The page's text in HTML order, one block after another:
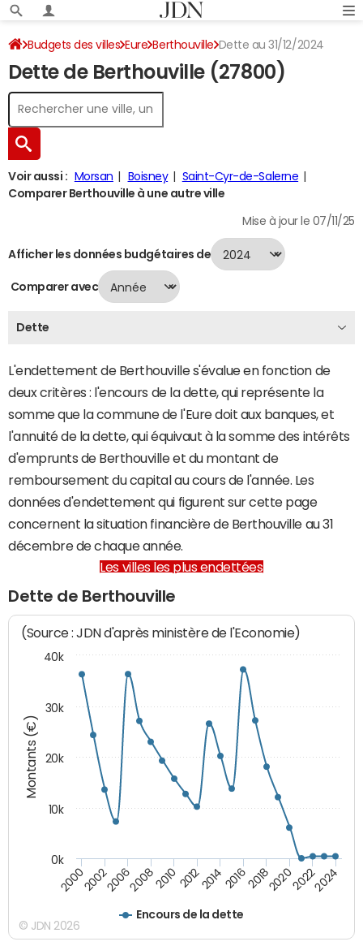
Budgets des villes Eure Berthouville Dette au 31/12/2024
Dette de Berthouville (27800)
Voir aussi : Morsan Boisney
Saint-Cyr-de-Salerne
Comparer Berthouville à une autre ville
Mise à jour le 07/11/25
Afficher les données budgétaires de
Comparer avec
Dette
L'endettement de Berthouville s'évalue en fonction de
deux critères : l'encours de la dette, qui représente la
somme que la commune de l'Eure doit aux banques, et
l'annuité de la dette, qui équivaut à la somme des intérêts
d'emprunts de Berthouville et du montant de
remboursement du capital au cours de l'année. Les
données d'endettement qui figurent sur cette page
concernent la situation financière de Berthouville au 31
décembre de chaque année.
Les villes les plus endettées
Dette de Berthouville
Montants (€)
(Source : JDN d'après ministère de l'Economie)
Encours de la dette
20002002200620082010 2012201420162018202020222024
0k
10k
20k
30k
40k
© JDN 2026